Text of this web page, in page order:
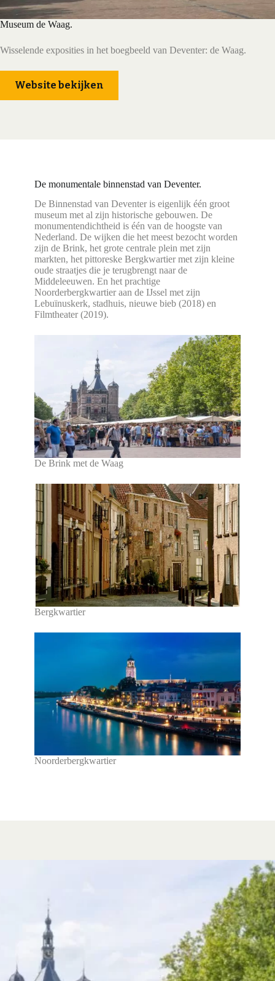
Museum de Waag.
Wisselende exposities in het boegbeeld van Deventer: de Waag.
Website bekijken
De monumentale binnenstad van Deventer.
De Binnenstad van Deventer is eigenlijk één groot
museum met al zijn historische gebouwen. De
monumentendichtheid is één van de hoogste van
Nederland. De wijken die het meest bezocht worden
zijn de Brink, het grote centrale plein met zijn
markten, het pittoreske Bergkwartier met zijn kleine
oude straatjes die je terugbrengt naar de
Middeleeuwen. En het prachtige
Noorderbergkwartier aan de IJssel met zijn
Lebuïnuskerk, stadhuis, nieuwe bieb (2018) en
Filmtheater (2019).
De Brink met de Waag
Bergkwartier
Noorderbergkwartier